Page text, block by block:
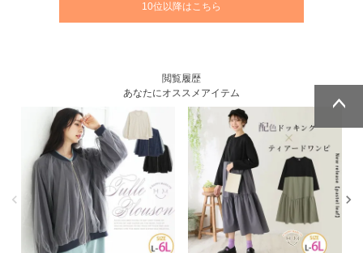
10位以降はこちら
閲覧履歴
あなたにオススメアイテム
ページトッ
プへ
ページトッ
プへ